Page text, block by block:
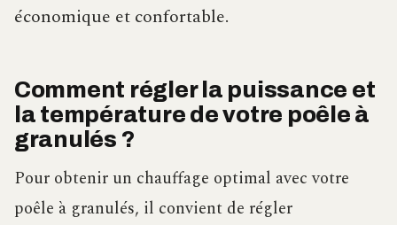
économique et confortable.
Comment régler la puissance et
la température de votre poêle à
granulés ?
Pour obtenir un chauffage optimal avec votre
poêle à granulés, il convient de régler